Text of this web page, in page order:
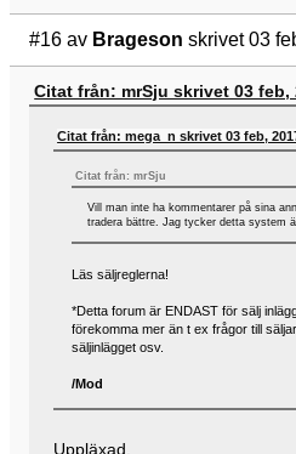
#16 av Brageson skrivet 03
Citat från: mrSju skrivet 03 feb,
Citat från: mega_n skrivet 03 feb,
Citat från: mrSju
Vill man inte ha kommentarer på sina
tradera bättre. Jag tycker detta system
Läs säljreglerna!
*Detta forum är ENDAST för sälj
förekomma mer än t ex frågor till
säljinlägget osv.
/Mod
Uppläxad.